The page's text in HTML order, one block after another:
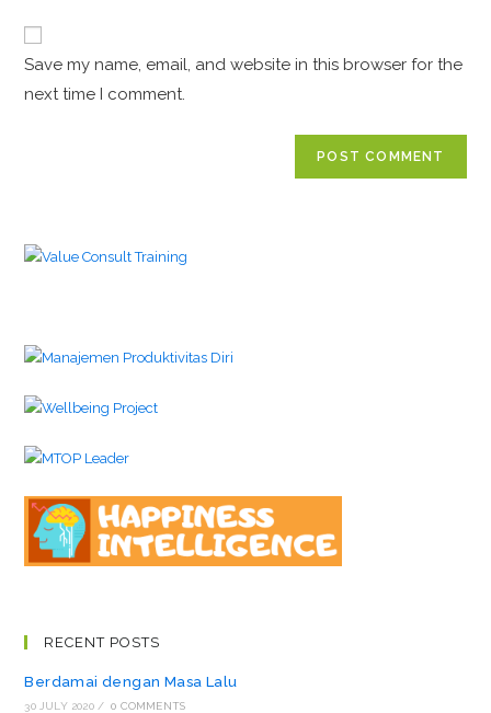
Save my name, email, and website in this browser for the
next time I comment.
RECENT POSTS
Berdamai dengan Masa Lalu
30 JULY 2020 / 0 COMMENTS